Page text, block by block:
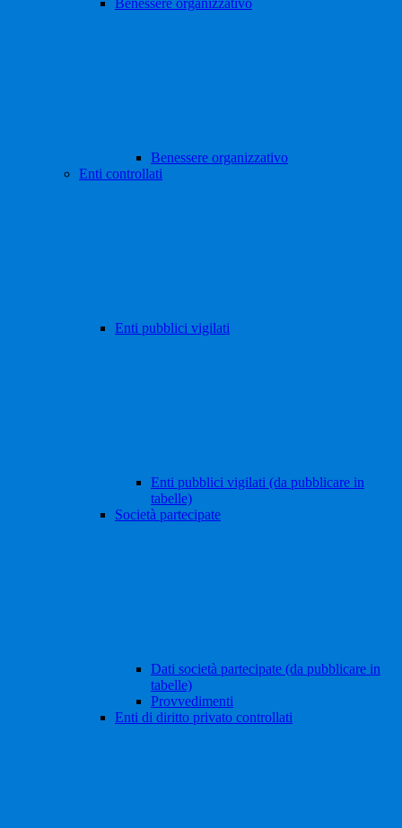
Benessere organizzativo
Benessere organizzativo
Enti controllati
Enti pubblici vigilati
Enti pubblici vigilati (da pubblicare in
tabelle)
Società partecipate
Dati società partecipate (da pubblicare in
tabelle)
Provvedimenti
Enti di diritto privato controllati